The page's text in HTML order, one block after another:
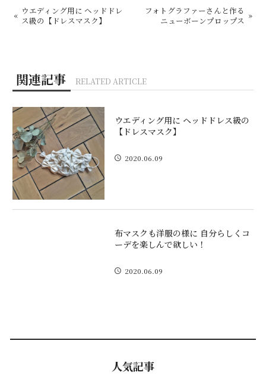
« ウエディング用に ヘッドドレ
ス級の【ドレスマスク】
フォトグラファーさんと作る
ニューボーンプロップス »
関連記事 RELATED ARTICLE
ウエディング用に ヘッドドレス級の
【ドレスマスク】
2020.06.09
布マスクも洋服の様に 自分らしくコ
ーデを楽しんで欲しい！
2020.06.09
人気記事